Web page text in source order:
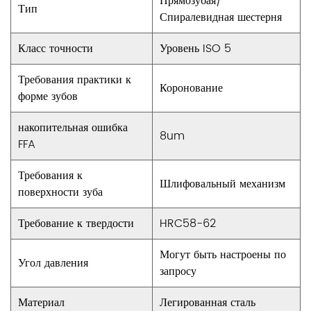
для широкого спектра применений, даже в сложных
условиях. Такой выбор материала обеспечивает
долговечность и надежность наших изделий.
4. Стабильное передаточное отношение:
Одно из главных преимуществ использования
шестерен в механических системах - это возможность
поддерживать стабильное передаточное отношение.
Наша высокоточная цилиндрическая спиралевидная
шестерня из нержавеющей стали отлично справляется
с этой задачей, обеспечивая стабильную и надежную
передачу энергии.
5. Надежная работа:
Наши шестерни разработаны для надежной работы.
Сочетание прецизионного производства,
спиралевидной конструкции и высококачественных
Тип
Спиралевидная шестерня
Класс точности
Уровень ISO 5
Требования практики к
форме зубов
Коронование
накопительная ошибка
FFA
8um
Требования к
поверхности зуба
Шлифовальный механизм
Требование к твердости HRC58-62
Угол давления
Могут быть настроены по
запросу
Материал
Легированная сталь